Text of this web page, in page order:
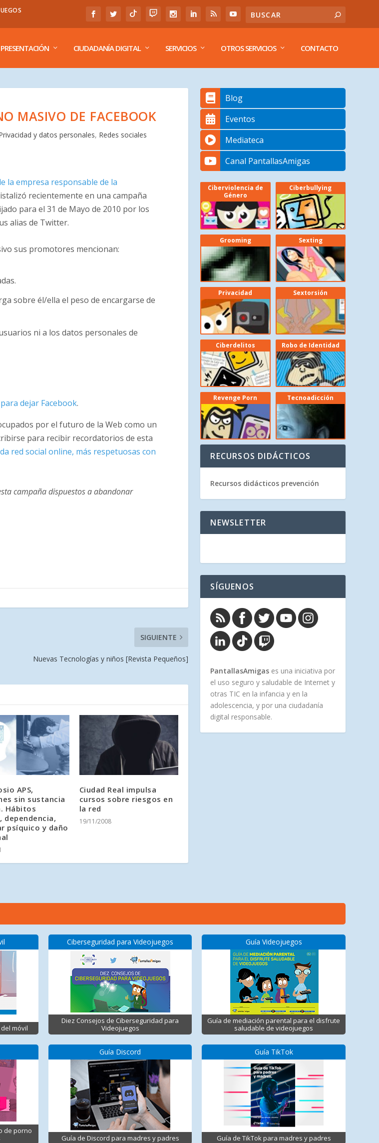
PRESENTACIÓN CIUDADANÍA DIGITAL SERVICIOS OTROS SERVICIOS CONTACTO
MASIVO DE FACEBOOK
y datos personales, Redes sociales
la empresa responsable de la
recientemente en una campaña
para el 31 de Mayo de 2010 por los
alias de Twitter.
sus promotores mencionan:
sobre él/ella el peso de encargarse de
ni a los datos personales de
dejar Facebook.
por el futuro de la Web como un
para recibir recordatorios de esta
red social online, más respetuosas con
campaña dispuestos a abandonar
SIGUIENTE
Nuevas Tecnologías y niños [Revista Pequeños]
APS,
sin sustancia
Hábitos
dependencia,
psíquico y daño
Ciudad Real impulsa
cursos sobre riesgos en
la red
19/11/2008
Blog
Eventos
Mediateca
Canal PantallasAmigas
Ciberviolencia de
Género
Ciberbullying
Grooming Sexting
Privacidad Sextorsión
Ciberdelitos Robo de Identidad
Revenge Porn Tecnoadicción
RECURSOS DIDÁCTICOS
Recursos didácticos prevención
NEWSLETTER
SÍGUENOS
PantallasAmigas es una iniciativa por
el uso seguro y saludable de Internet y
otras TIC en la infancia y en la
adolescencia, y por una ciudadanía
digital responsable.
móvil
de porno
Ciberseguridad para Videojuegos
Diez Consejos de Ciberseguridad para
Videojuegos
Guía Discord
Guía de Discord para madres y padres
Guía Videojuegos
Guía de mediación parental para el disfrute
saludable de videojuegos
Guía TikTok
Guía de TikTok para madres y padres